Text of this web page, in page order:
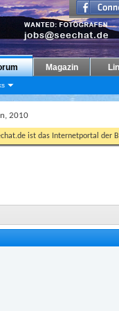
Magazin
2010
ist das Internetportal der